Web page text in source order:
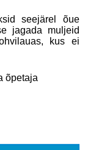
seejärel õue
jagada muljeid
kus ei
õpetaja